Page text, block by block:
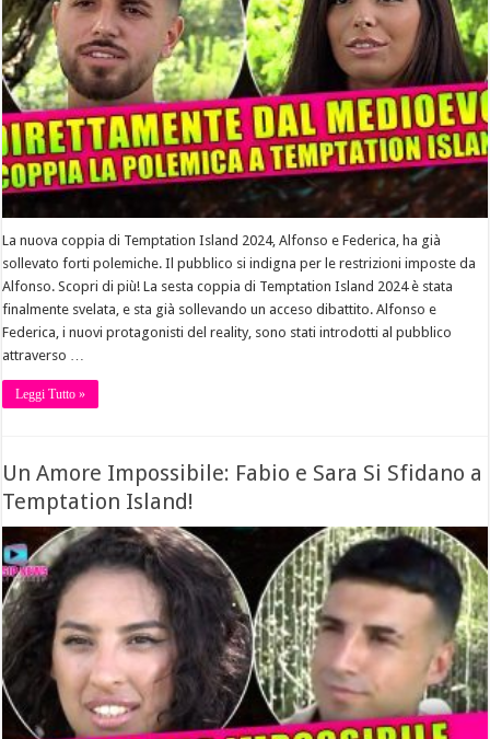
La nuova coppia di Temptation Island 2024, Alfonso e Federica, ha già
sollevato forti polemiche. Il pubblico si indigna per le restrizioni imposte da
Alfonso. Scopri di più! La sesta coppia di Temptation Island 2024 è stata
finalmente svelata, e sta già sollevando un acceso dibattito. Alfonso e
Federica, i nuovi protagonisti del reality, sono stati introdotti al pubblico
attraverso …
Leggi Tutto »
Un Amore Impossibile: Fabio e Sara Si Sfidano a
Temptation Island!